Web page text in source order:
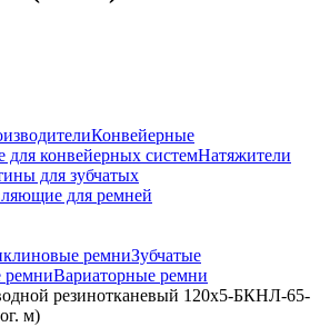
Конвейерные
конвейерных системНатяжители
для зубчатых
для ремней
ремниЗубчатые
ремниВариаторные ремни
резинотканевый 120х5-БКНЛ-65-
м)